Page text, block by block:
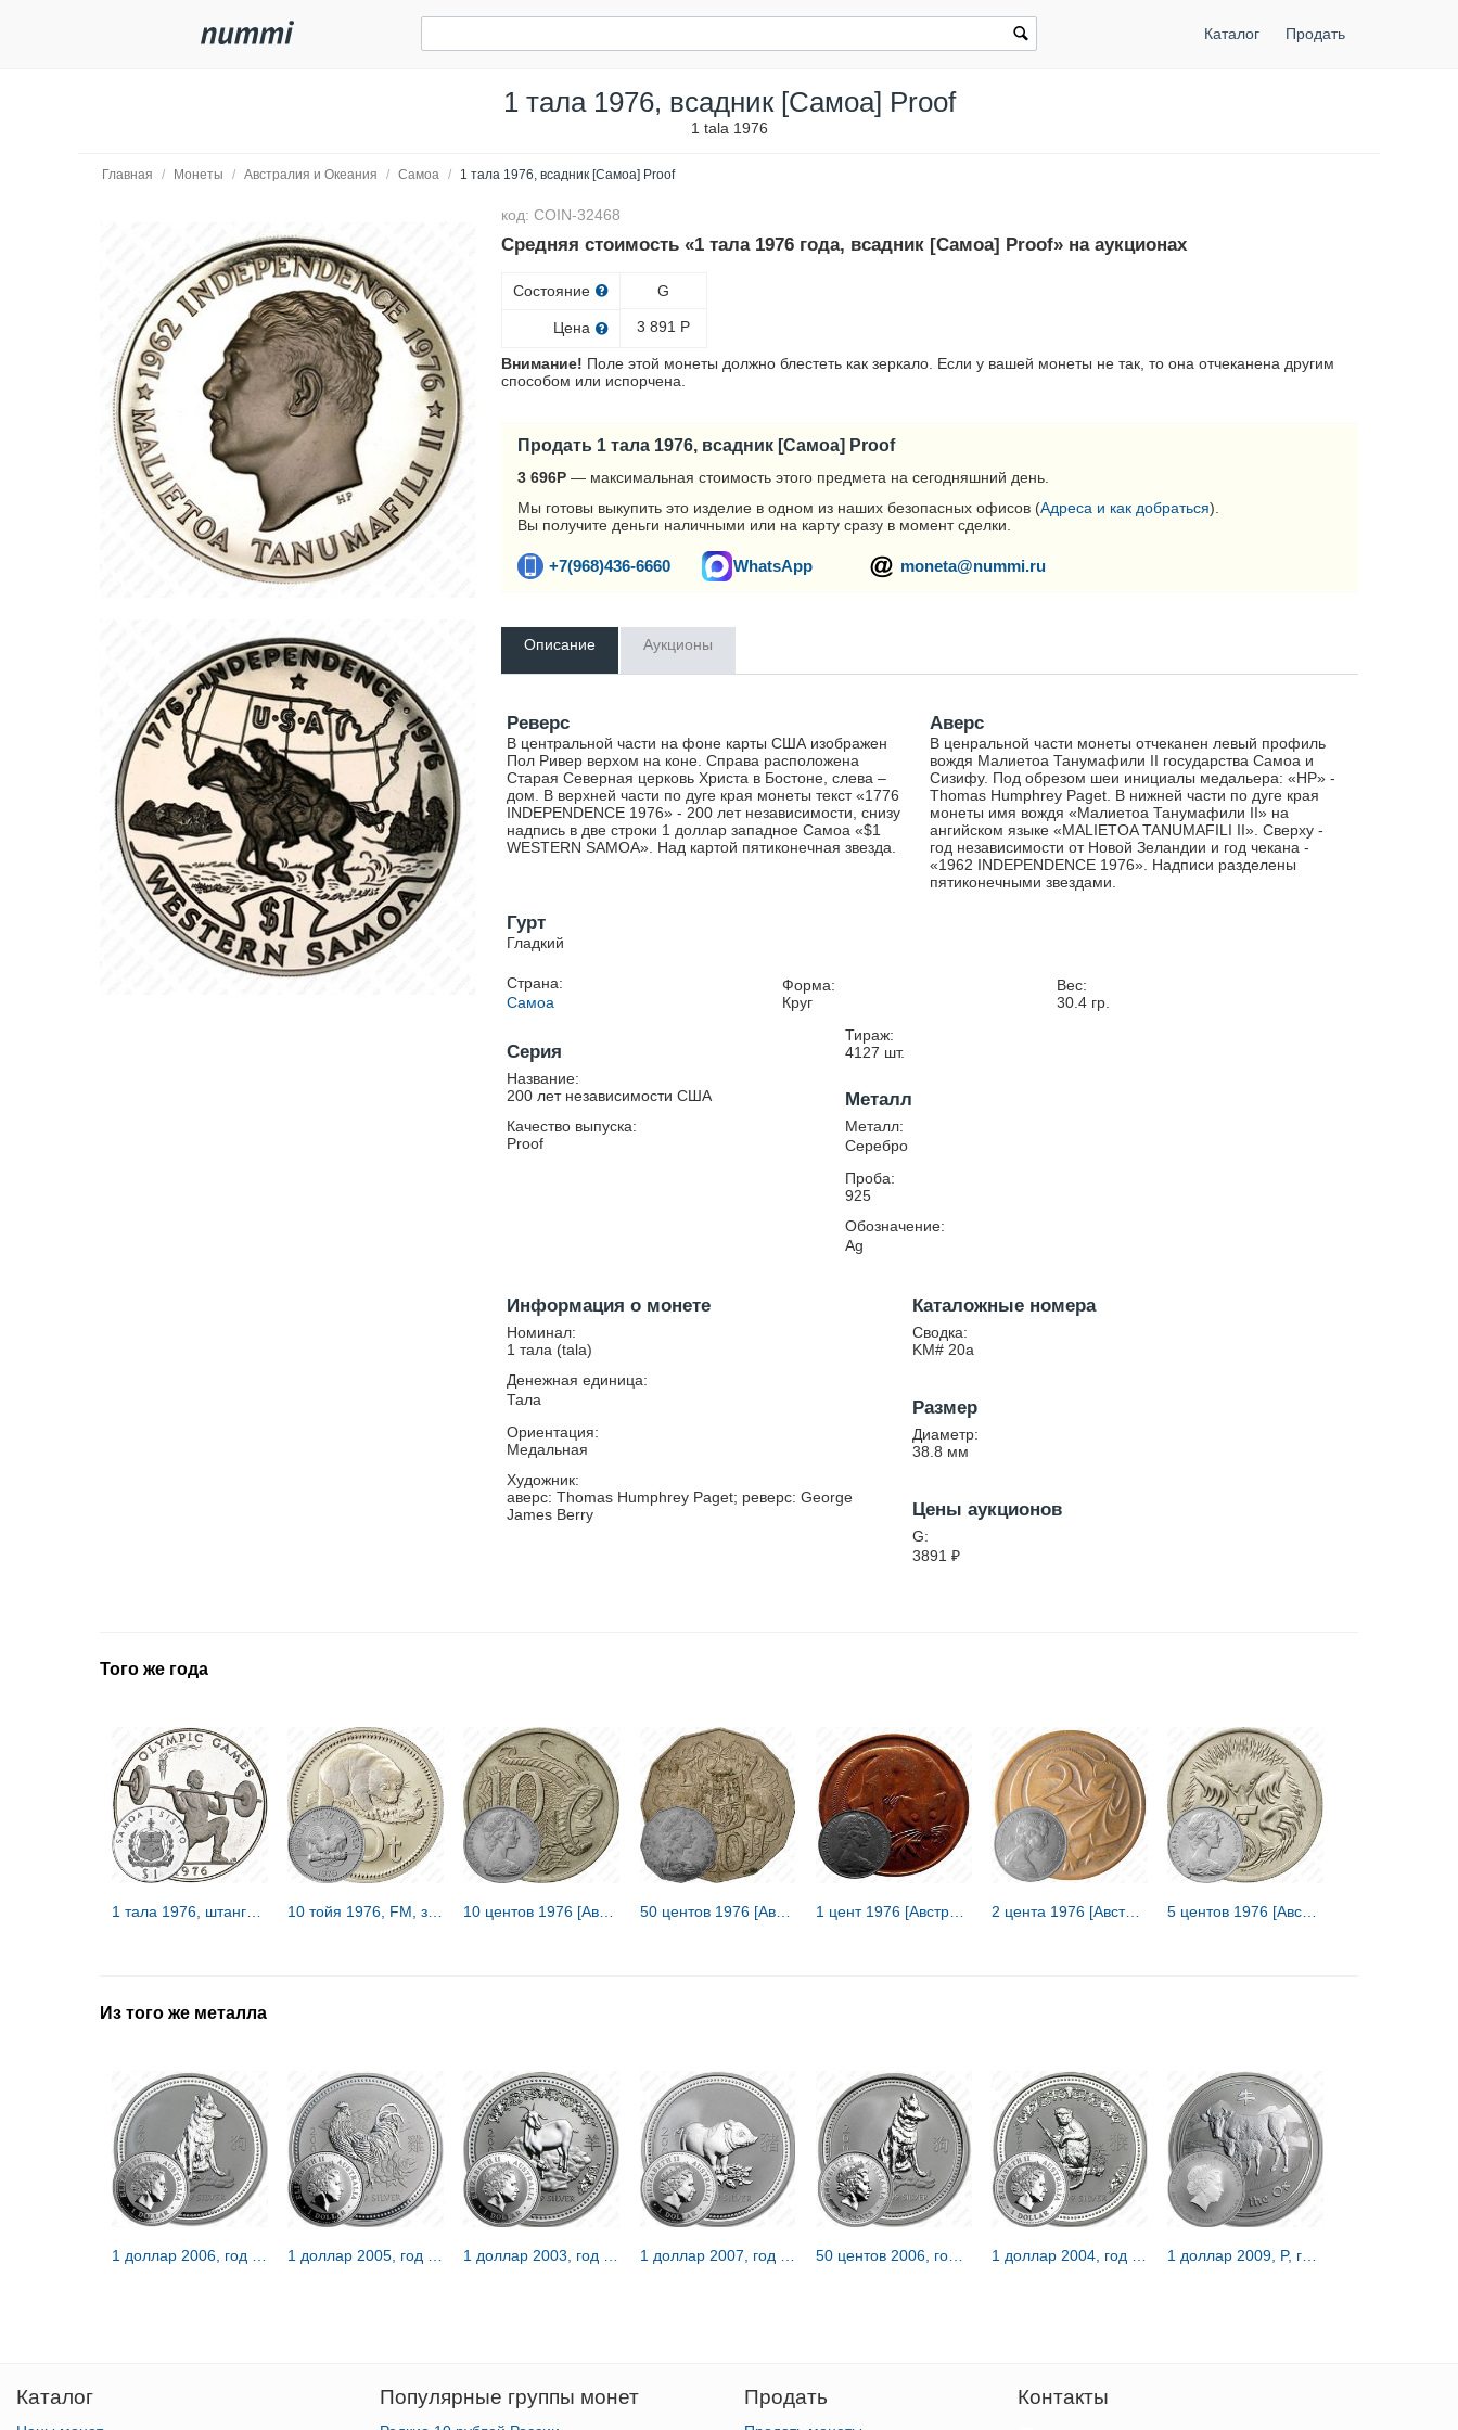
Каталог Продать
1 тала 1976, всадник [Самоа] Proof
1 tala 1976
Главная / Монеты / Австралия и Океания / Самоа / 1 тала 1976, всадник [Самоа] Proof
код: COIN-32468
Средняя стоимость «1 тала 1976 года, всадник [Самоа] Proof» на аукционах
Состояние
Цена
G
3 891 Р
Внимание! Поле этой монеты должно блестеть как зеркало. Если у вашей монеты не так, то она отчеканена другим
способом или испорчена.
Продать 1 тала 1976, всадник [Самоа] Proof
3 696Р — максимальная стоимость этого предмета на сегодняшний день.
Мы готовы выкупить это изделие в одном из наших безопасных офисов (Адреса и как добраться).
Вы получите деньги наличными или на карту сразу в момент сделки.
+7(968)436-6660 WhatsApp moneta@nummi.ru
Описание Аукционы
Реверс
В центральной части на фоне карты США изображен
Пол Ривер верхом на коне. Справа расположена
Старая Северная церковь Христа в Бостоне, слева –
дом. В верхней части по дуге края монеты текст «1776
INDEPENDENCE 1976» - 200 лет независимости, снизу
надпись в две строки 1 доллар западное Самоа «$1
WESTERN SAMOA». Над картой пятиконечная звезда.
Аверс
В ценральной части монеты отчеканен левый профиль
вождя Малиетоа Танумафили II государства Самоа и
Сизифу. Под обрезом шеи инициалы медальера: «HP» -
Thomas Humphrey Paget. В нижней части по дуге края
монеты имя вождя «Малиетоа Танумафили II» на
ангийском языке «MALIETOA TANUMAFILI II». Сверху -
год независимости от Новой Зеландии и год чекана -
«1962 INDEPENDENCE 1976». Надписи разделены
пятиконечными звездами.
Гурт
Гладкий
Страна:
Самоа
Форма:
Круг
Вес:
30.4 гр.
Тираж:
4127 шт.
Серия
Название:
200 лет независимости США
Качество выпуска:
Proof
Металл
Металл:
Серебро
Проба:
925
Обозначение:
Ag
Информация о монете
Номинал:
1 тала (tala)
Денежная единица:
Тала
Ориентация:
Медальная
Художник:
аверс: Thomas Humphrey Paget; реверс: George
James Berry
Каталожные номера
Сводка:
KM# 20a
Размер
Диаметр:
38.8 мм
Цены аукционов
G:
3891 ₽
Того же года
50 центов 1976 [Австралия] 1 цент 1976 [Австралия] 2 цента 1976 [Австралия]
Из того же металла
50 центов 2006, год собаки [Австралия]
Каталог Популярные группы монет Продать Контакты